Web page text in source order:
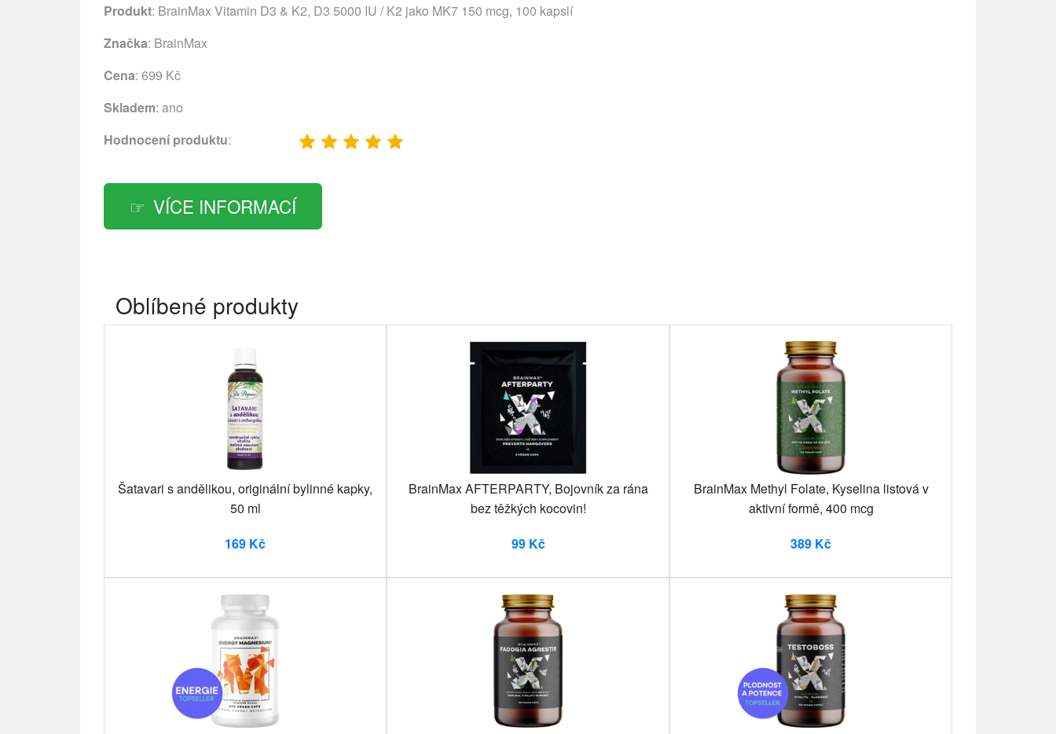
Produkt: BrainMax Vitamin D3 & K2, D3 5000 IU / K2 jako MK7 150 mcg, 100 kapslí
Značka: BrainMax
Cena: 699 Kč
Skladem: ano
Hodnocení produktu:
VÍCE INFORMACÍ
Oblíbené produkty
Šatavari s andělikou, originální bylinné kapky,
50 ml
169 Kč
BrainMax AFTERPARTY, Bojovník za rána
bez těžkých kocovin!
99 Kč
BrainMax Methyl Folate, Kyselina listová v
aktivní formě, 400 mcg
389 Kč